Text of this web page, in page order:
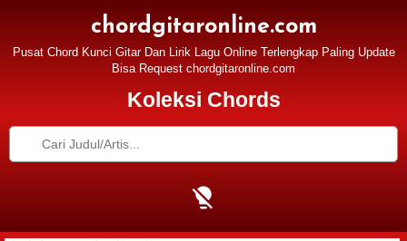
chordgitaronline.com
Pusat Chord Kunci Gitar Dan Lirik Lagu Online Terlengkap Paling Update
Bisa Request chordgitaronline.com
Koleksi Chords